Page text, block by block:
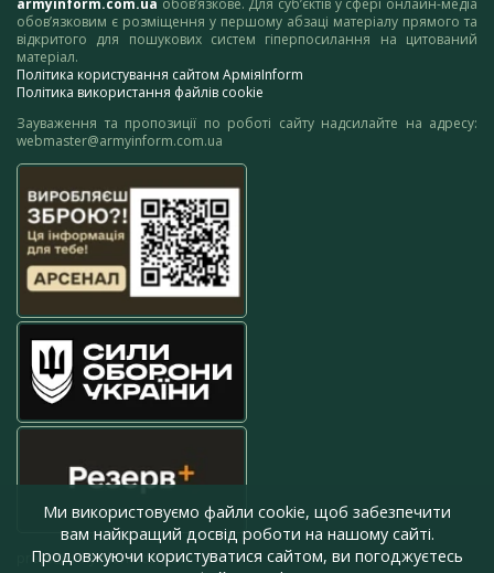
обов’язковим є розміщення у першому абзаці матеріалу прямого та
відкритого для пошукових систем гіперпосилання на цитований
матеріал.
Політика користування сайтом АрміяInform
Політика використання файлів cookie
Зауваження та пропозиції по роботі сайту надсилайте на адресу:
webmaster@armyinform.com.ua
press@armyinform.com.ua
Ми використовуємо файли cookie, щоб забезпечити
вам найкращий досвід роботи на нашому сайті.
Продовжуючи користуватися сайтом, ви погоджуєтесь